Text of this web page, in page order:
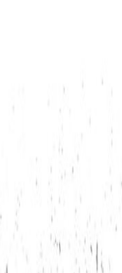
kachel. Via
keukenblok in
is een van de
vindt u hier de